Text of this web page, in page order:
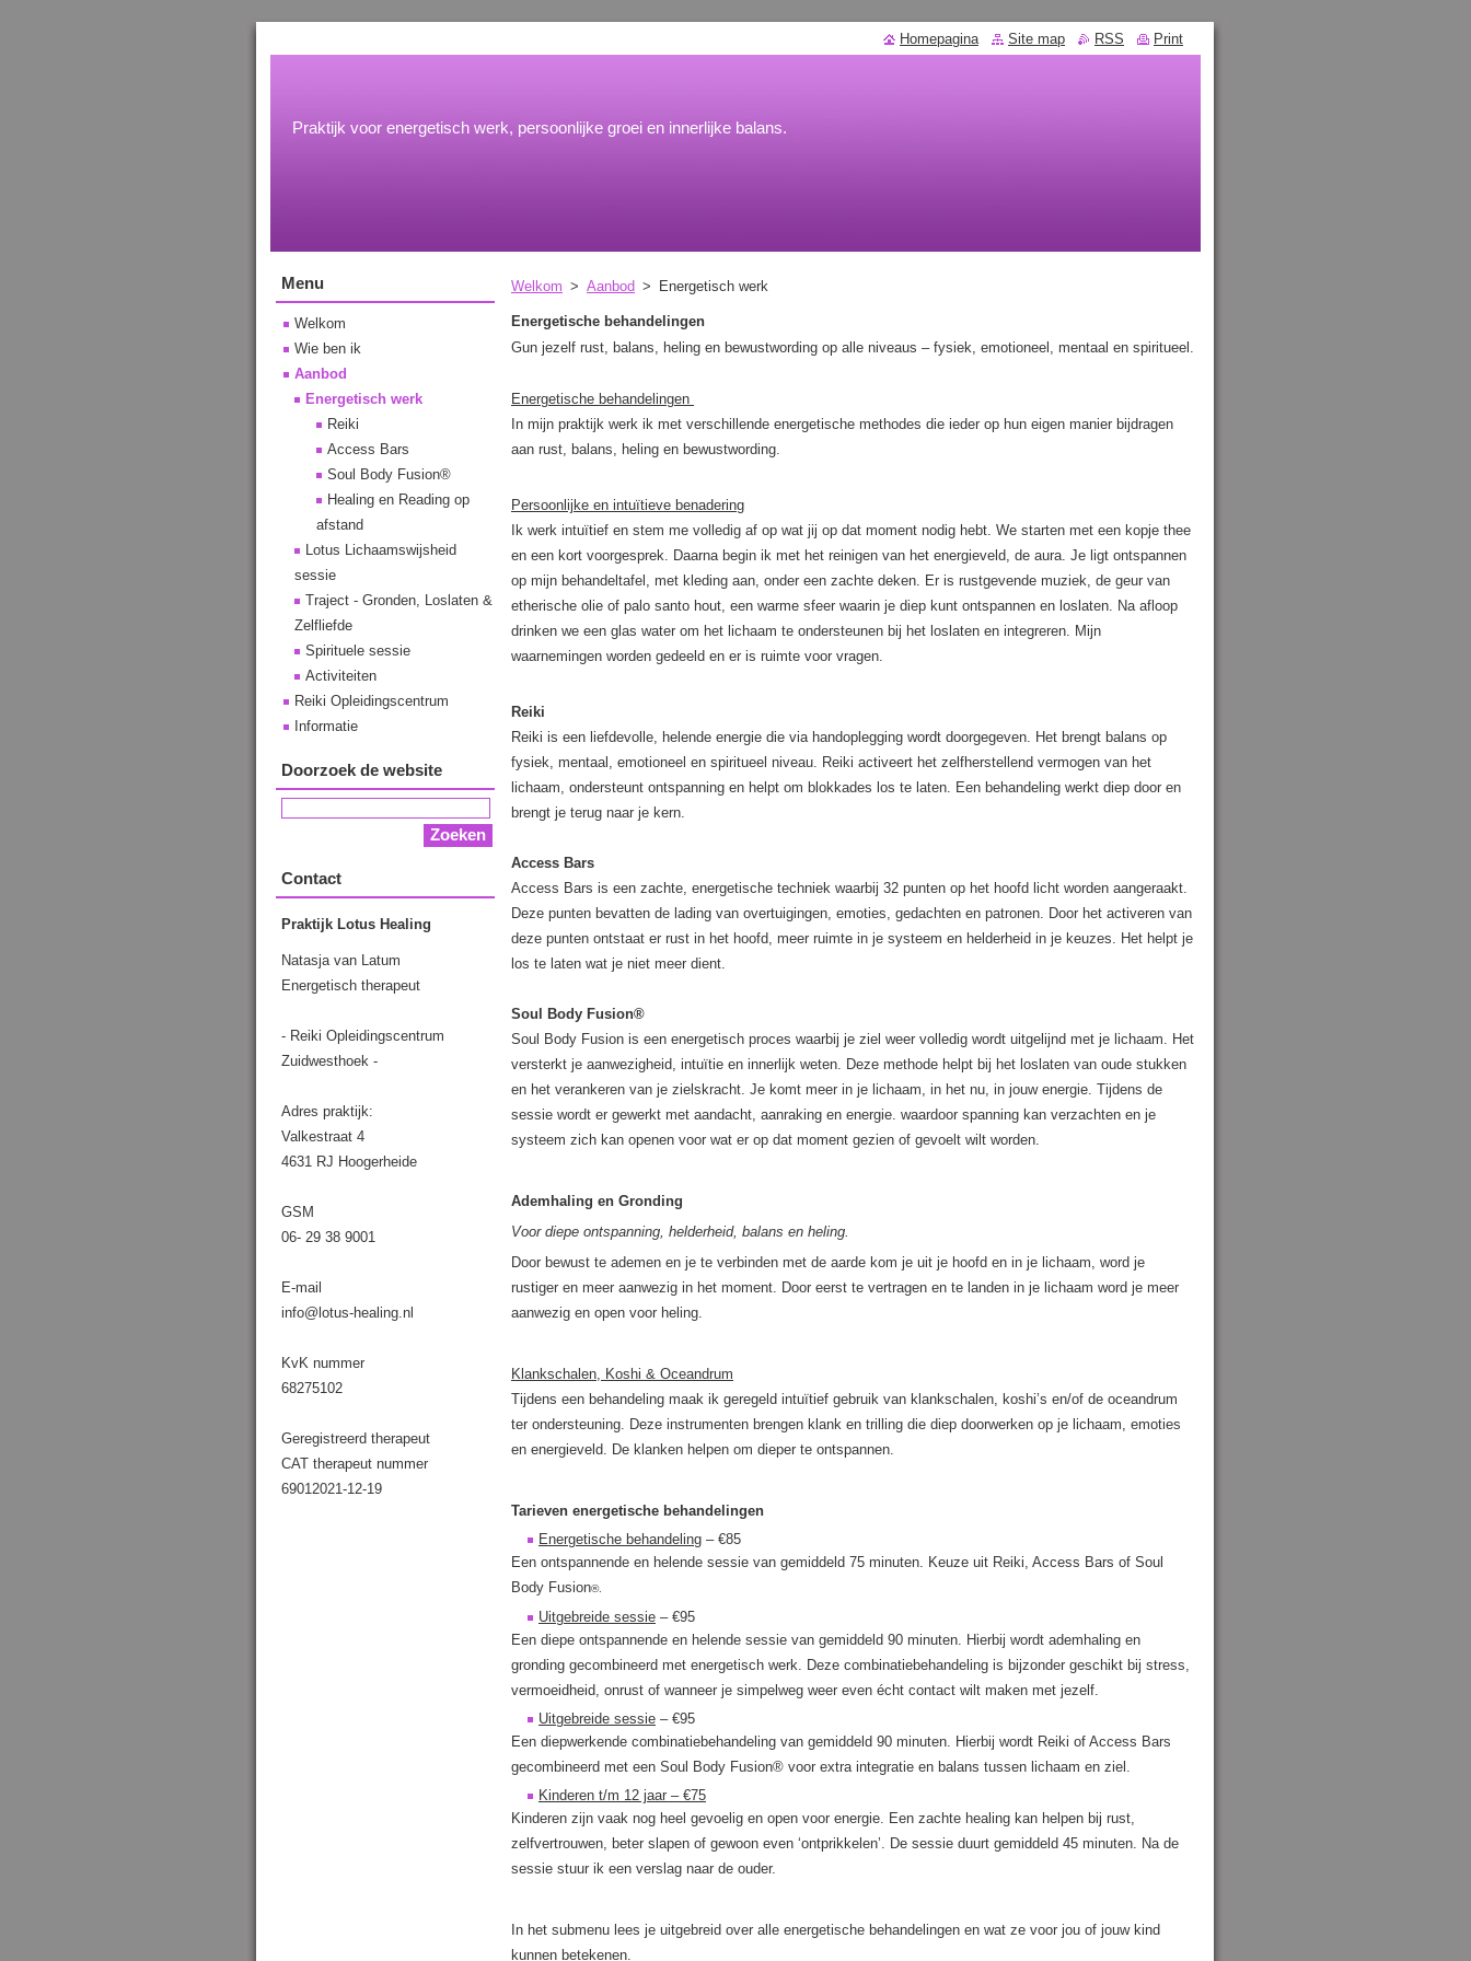
Praktijk voor energetisch werk, persoonlijke groei en innerlijke balans.
Welkom > Aanbod > Energetisch werk
Energetische behandelingen
Gun jezelf rust, balans, heling en bewustwording op alle niveaus – fysiek, emotioneel, mentaal en spiritueel.
Energetische behandelingen
In mijn praktijk werk ik met verschillende energetische methodes die ieder op hun eigen manier bijdragen
aan rust, balans, heling en bewustwording.
Persoonlijke en intuïtieve benadering
Ik werk intuïtief en stem me volledig af op wat jij op dat moment nodig hebt. We starten met een kopje thee
en een kort voorgesprek. Daarna begin ik met het reinigen van het energieveld, de aura. Je ligt ontspannen
op mijn behandeltafel, met kleding aan, onder een zachte deken. Er is rustgevende muziek, de geur van
etherische olie of palo santo hout, een warme sfeer waarin je diep kunt ontspannen en loslaten. Na afloop
drinken we een glas water om het lichaam te ondersteunen bij het loslaten en integreren. Mijn
waarnemingen worden gedeeld en er is ruimte voor vragen.
Reiki
Reiki is een liefdevolle, helende energie die via handoplegging wordt doorgegeven. Het brengt balans op
fysiek, mentaal, emotioneel en spiritueel niveau. Reiki activeert het zelfherstellend vermogen van het
lichaam, ondersteunt ontspanning en helpt om blokkades los te laten. Een behandeling werkt diep door en
brengt je terug naar je kern.
Access Bars
Access Bars is een zachte, energetische techniek waarbij 32 punten op het hoofd licht worden aangeraakt.
Deze punten bevatten de lading van overtuigingen, emoties, gedachten en patronen. Door het activeren van
deze punten ontstaat er rust in het hoofd, meer ruimte in je systeem en helderheid in je keuzes. Het helpt je
los te laten wat je niet meer dient.
Soul Body Fusion®
Soul Body Fusion is een energetisch proces waarbij je ziel weer volledig wordt uitgelijnd met je lichaam. Het
versterkt je aanwezigheid, intuïtie en innerlijk weten. Deze methode helpt bij het loslaten van oude stukken
en het verankeren van je zielskracht. Je komt meer in je lichaam, in het nu, in jouw energie. Tijdens de
sessie wordt er gewerkt met aandacht, aanraking en energie. waardoor spanning kan verzachten en je
systeem zich kan openen voor wat er op dat moment gezien of gevoelt wilt worden.
Ademhaling en Gronding
Voor diepe ontspanning, helderheid, balans en heling.
Door bewust te ademen en je te verbinden met de aarde kom je uit je hoofd en in je lichaam, word je
rustiger en meer aanwezig in het moment. Door eerst te vertragen en te landen in je lichaam word je meer
aanwezig en open voor heling.
Klankschalen, Koshi & Oceandrum
Tijdens een behandeling maak ik geregeld intuïtief gebruik van klankschalen, koshi’s en/of de oceandrum
ter ondersteuning. Deze instrumenten brengen klank en trilling die diep doorwerken op je lichaam, emoties
en energieveld. De klanken helpen om dieper te ontspannen.
Tarieven energetische behandelingen
Energetische behandeling – €85
Een ontspannende en helende sessie van gemiddeld 75 minuten. Keuze uit Reiki, Access Bars of Soul
Body Fusion®.
Uitgebreide sessie – €95
Een diepe ontspannende en helende sessie van gemiddeld 90 minuten. Hierbij wordt ademhaling en
gronding gecombineerd met energetisch werk. Deze combinatiebehandeling is bijzonder geschikt bij stress,
vermoeidheid, onrust of wanneer je simpelweg weer even écht contact wilt maken met jezelf.
Uitgebreide sessie – €95
Een diepwerkende combinatiebehandeling van gemiddeld 90 minuten. Hierbij wordt Reiki of Access Bars
gecombineerd met een Soul Body Fusion® voor extra integratie en balans tussen lichaam en ziel.
Kinderen t/m 12 jaar – €75
Kinderen zijn vaak nog heel gevoelig en open voor energie. Een zachte healing kan helpen bij rust,
zelfvertrouwen, beter slapen of gewoon even ‘ontprikkelen’. De sessie duurt gemiddeld 45 minuten. Na de
sessie stuur ik een verslag naar de ouder.
In het submenu lees je uitgebreid over alle energetische behandelingen en wat ze voor jou of jouw kind
kunnen betekenen.
Menu
Welkom
Wie ben ik
Aanbod
Energetisch werk
Reiki
Access Bars
Soul Body Fusion®
Healing en Reading op
afstand
Lotus Lichaamswijsheid
sessie
Traject - Gronden, Loslaten &
Zelfliefde
Spirituele sessie
Activiteiten
Reiki Opleidingscentrum
Informatie
Doorzoek de website
Contact
Praktijk Lotus Healing
Natasja van Latum
Energetisch therapeut
- Reiki Opleidingscentrum
Zuidwesthoek -
Adres praktijk:
Valkestraat 4
4631 RJ Hoogerheide
GSM
06- 29 38 9001
E-mail
info@lotus-healing.nl
KvK nummer
68275102
Geregistreerd therapeut
CAT therapeut nummer
69012021-12-19
Homepagina Site map RSS Print